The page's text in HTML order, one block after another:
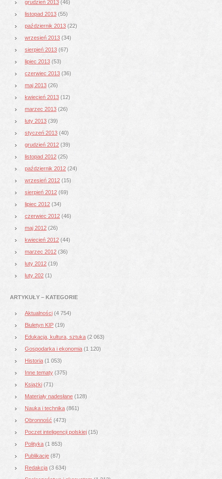
grudzień 2013 (46)
listopad 2013 (55)
październik 2013 (22)
wrzesień 2013 (34)
sierpień 2013 (67)
lipiec 2013 (53)
czerwiec 2013 (36)
maj 2013 (26)
kwiecień 2013 (12)
marzec 2013 (26)
luty 2013 (39)
styczeń 2013 (40)
grudzień 2012 (39)
listopad 2012 (25)
październik 2012 (24)
wrzesień 2012 (15)
sierpień 2012 (69)
lipiec 2012 (34)
czerwiec 2012 (46)
maj 2012 (26)
kwiecień 2012 (44)
marzec 2012 (36)
luty 2012 (19)
luty 202 (1)
ARTYKUŁY – KATEGORIE
Aktualności (4 754)
Biuletyn KIP (19)
Edukacja, kultura, sztuka (2 063)
Gospodarka i ekonomia (1 120)
Historia (1 053)
Inne tematy (375)
Książki (71)
Materiały nadesłane (128)
Nauka i technika (861)
Obronność (473)
Poczet inteligencji polskiej (15)
Polityka (1 853)
Publikacje (87)
Redakcja (3 634)